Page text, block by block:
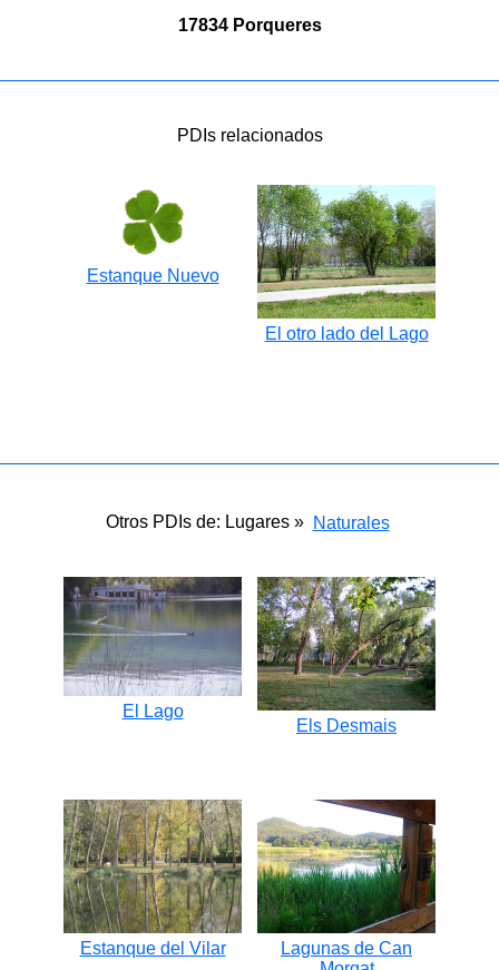
17834 Porqueres
PDIs relacionados
Estanque Nuevo
El otro lado del Lago
Otros PDIs de: Lugares » Naturales
El Lago
Els Desmais
Estanque del Vilar
Lagunas de Can